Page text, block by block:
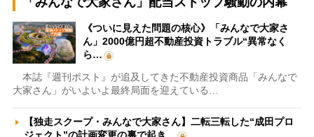
《ついに見えた問題の核心》「みんなで大家さ
ん」2000億円超不動産投資トラブル“異常なく
ら…
本誌『週刊ポスト』が追及してきた不動産投資商品「みんなで
大家さん」がいよいよ最終局面を迎えている…
【独走スクープ・みんなで大家さん】二転三転した“成田プロ